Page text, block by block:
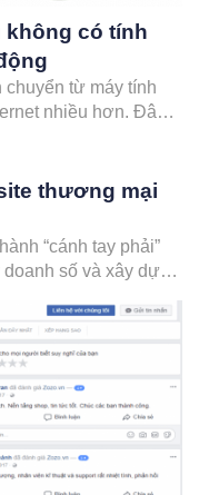
không có tính
từ máy tính
nhiều hơn. Đây
máy tính bảng,...nếu
thương mại
“cánh tay phải”
số và xây dựng
website thương mại